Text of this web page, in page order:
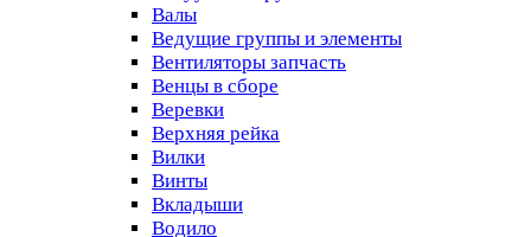
Валы
Ведущие группы и элементы
Вентиляторы запчасть
Венцы в сборе
Веревки
Верхняя рейка
Вилки
Винты
Вкладыши
Водило